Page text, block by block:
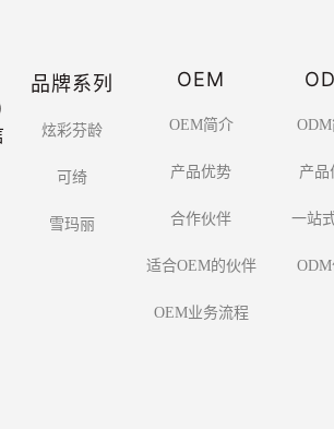
品牌系列
炫彩芬龄
可绮
雪玛丽
OEM
OEM简介
产品优势
合作伙伴
适合OEM的伙伴
OEM业务流程
产品
一站